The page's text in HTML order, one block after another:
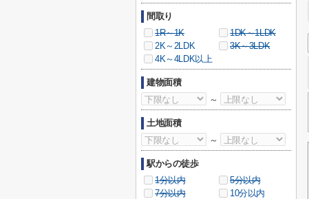
間取り
1R～1K
1DK～1LDK
2K～2LDK
3K～3LDK
4K～4LDK以上
建物面積
～
土地面積
～
駅からの徒歩
1分以内
5分以内
7分以内
10分以内